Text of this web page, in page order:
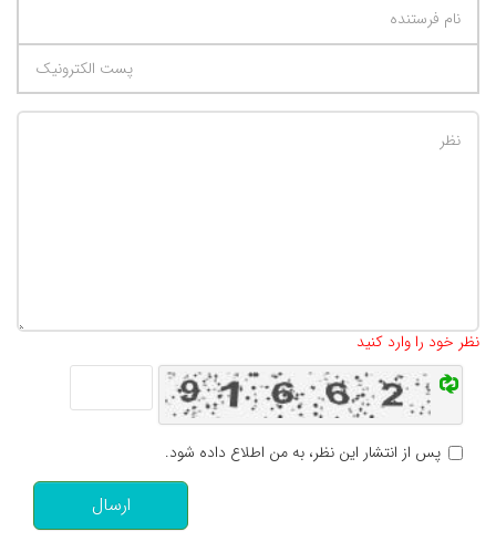
نظر خود را وارد کنید
پس از انتشار این نظر، به من اطلاع داده شود.
ارسال